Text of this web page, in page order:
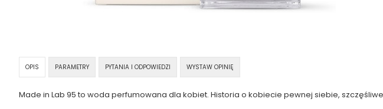
OPIS PARAMETRY PYTANIA I ODPOWIEDZI WYSTAW OPINIĘ
Made in Lab 95 to woda perfumowana dla kobiet. Historia o kobiecie pewnej siebie,